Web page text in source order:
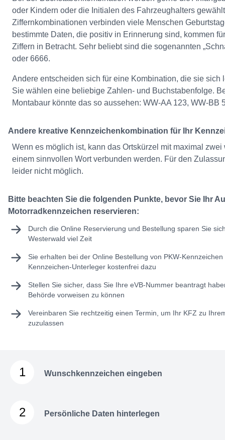
oder Kindern oder die Initialen des Fahrzeughalters
Ziffernkombinationen verbinden viele Menschen
bestimmte Daten, die positiv in Erinnerung sind, kommen
Ziffern in Betracht. Sehr beliebt sind die sogenannten
oder 6666.
Andere entscheiden sich für eine Kombination, die sie sich
Sie wählen eine beliebige Zahlen- und Buchstabenfolge.
Montabaur könnte das so aussehen: WW-AA 123, WW-BB
Andere kreative Kennzeichenkombination für Ihr
Wenn es möglich ist, kann das Ortskürzel mit maximal
einem sinnvollen Wort verbunden werden. Für den
leider nicht möglich.
Bitte beachten Sie die folgenden Punkte, bevor Sie Ihr
Motorradkennzeichen reservieren:
Durch die Online Reservierung und Bestellung sparen Sie
Westerwald viel Zeit
Sie erhalten bei der Online Bestellung von PKW-
Kennzeichen-Unterleger kostenfrei dazu
Stellen Sie sicher, dass Sie Ihre eVB-Nummer beantragt
Behörde vorweisen zu können
Vereinbaren Sie rechtzeitig einen Termin, um Ihr KFZ zu
zuzulassen
1 Wunschkennzeichen eingeben
2 Persönliche Daten hinterlegen